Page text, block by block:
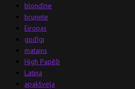
blondīne
brunete
Eiropas
godīgi
matains
High Papēži
Latina
apakšveļa